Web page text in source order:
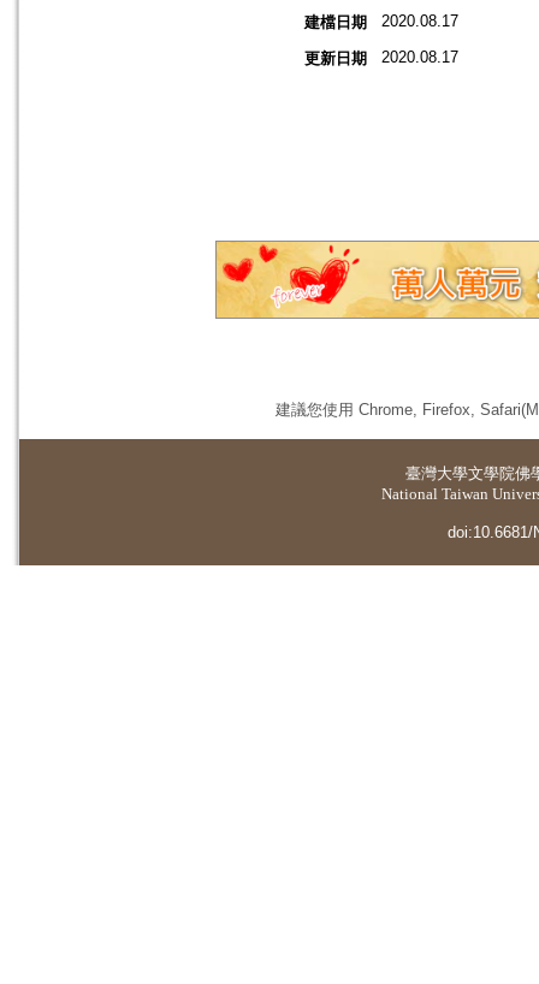
建檔日期 2020.08.17
更新日期 2020.08.17
建議您使用 Chrome, Firefox,
臺灣大學文學院佛
National Taiwan
doi:10.6681/